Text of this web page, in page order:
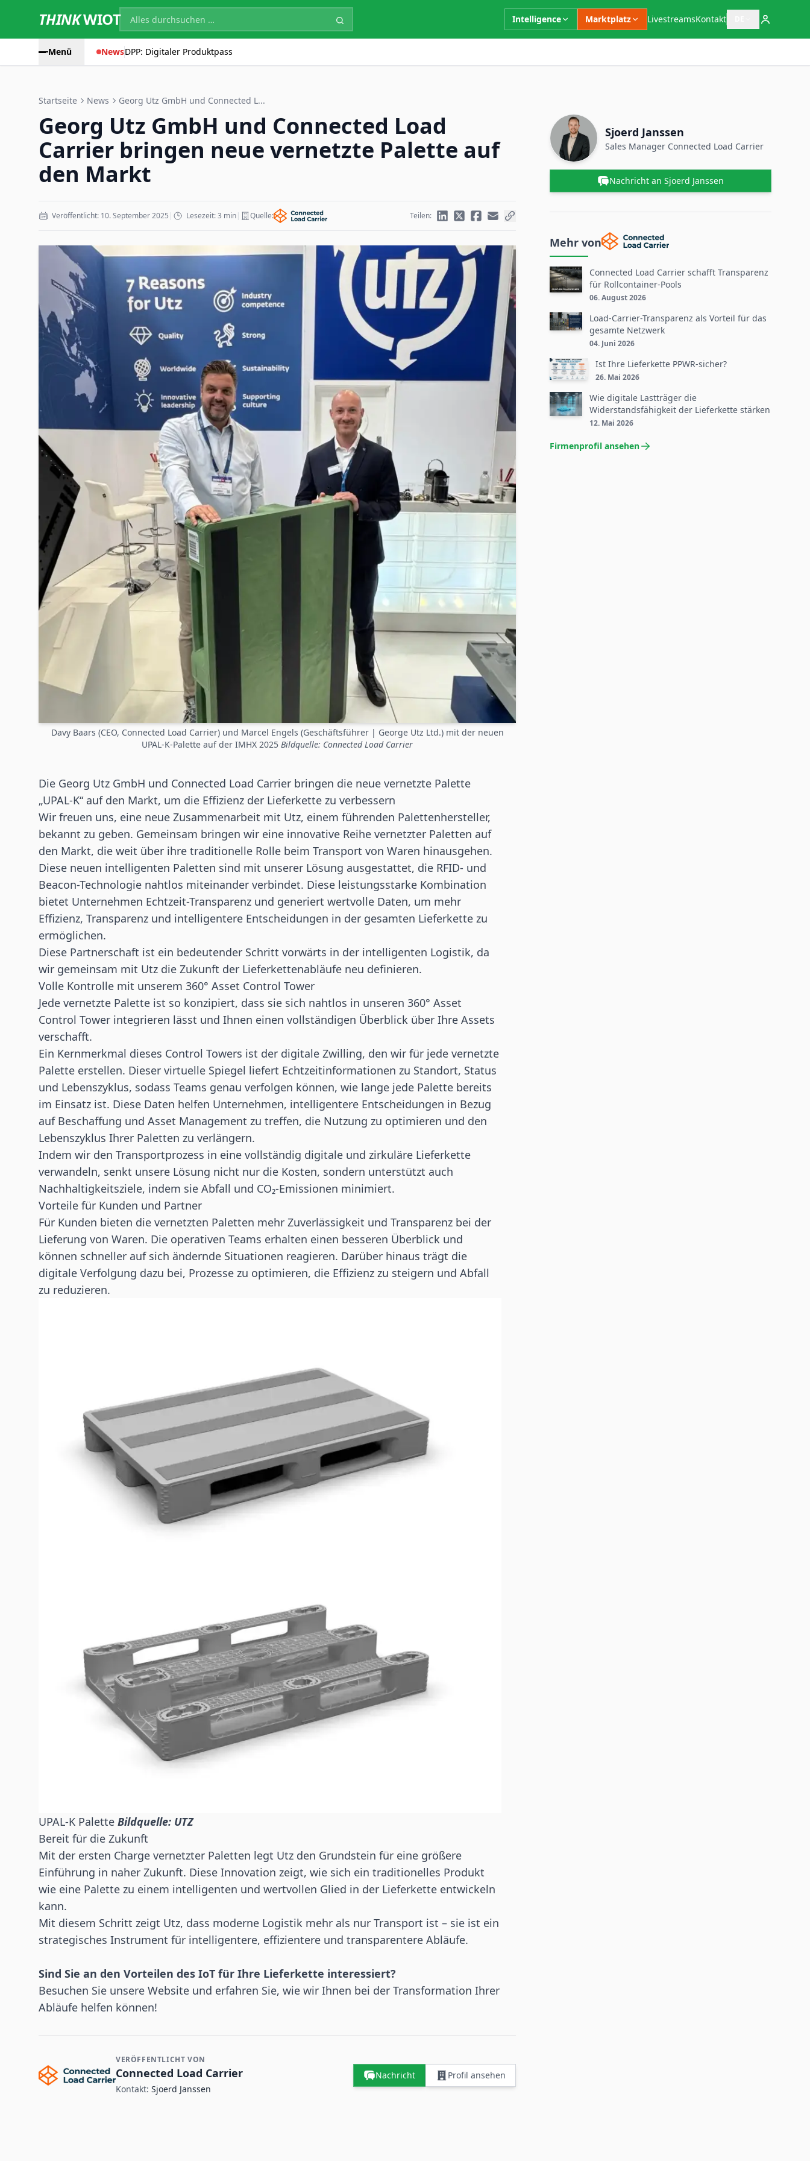
THINKWIOT Intelligence Marktplatz LivestreamsKontakt Sprachauswahl
Menü NewsDPP: Digitaler Produktpass
Startseite News Georg Utz GmbH und Connected L...
Georg Utz GmbH und Connected Load
Carrier bringen neue vernetzte Palette auf
den Markt
Veröffentlicht: 10. September 2025 | Lesezeit: 3 min| Quelle: Teilen:
Davy Baars (CEO, Connected Load Carrier) und Marcel Engels (Geschäftsführer | George Utz Ltd.) mit der neuen
UPAL-K-Palette auf der IMHX 2025 Bildquelle: Connected Load Carrier
Die Georg Utz GmbH und Connected Load Carrier bringen die neue vernetzte Palette
„UPAL-K“ auf den Markt, um die Effizienz der Lieferkette zu verbessern
Wir freuen uns, eine neue Zusammenarbeit mit Utz, einem führenden Palettenhersteller,
bekannt zu geben. Gemeinsam bringen wir eine innovative Reihe vernetzter Paletten auf
den Markt, die weit über ihre traditionelle Rolle beim Transport von Waren hinausgehen.
Diese neuen intelligenten Paletten sind mit unserer Lösung ausgestattet, die RFID- und
Beacon-Technologie nahtlos miteinander verbindet. Diese leistungsstarke Kombination
bietet Unternehmen Echtzeit-Transparenz und generiert wertvolle Daten, um mehr
Effizienz, Transparenz und intelligentere Entscheidungen in der gesamten Lieferkette zu
ermöglichen.
Diese Partnerschaft ist ein bedeutender Schritt vorwärts in der intelligenten Logistik, da
wir gemeinsam mit Utz die Zukunft der Lieferkettenabläufe neu definieren.
Volle Kontrolle mit unserem 360° Asset Control Tower
Jede vernetzte Palette ist so konzipiert, dass sie sich nahtlos in unseren 360° Asset
Control Tower integrieren lässt und Ihnen einen vollständigen Überblick über Ihre Assets
verschafft.
Ein Kernmerkmal dieses Control Towers ist der digitale Zwilling, den wir für jede vernetzte
Palette erstellen. Dieser virtuelle Spiegel liefert Echtzeitinformationen zu Standort, Status
und Lebenszyklus, sodass Teams genau verfolgen können, wie lange jede Palette bereits
im Einsatz ist. Diese Daten helfen Unternehmen, intelligentere Entscheidungen in Bezug
auf Beschaffung und Asset Management zu treffen, die Nutzung zu optimieren und den
Lebenszyklus Ihrer Paletten zu verlängern.
Indem wir den Transportprozess in eine vollständig digitale und zirkuläre Lieferkette
verwandeln, senkt unsere Lösung nicht nur die Kosten, sondern unterstützt auch
Nachhaltigkeitsziele, indem sie Abfall und CO₂-Emissionen minimiert.
Vorteile für Kunden und Partner
Für Kunden bieten die vernetzten Paletten mehr Zuverlässigkeit und Transparenz bei der
Lieferung von Waren. Die operativen Teams erhalten einen besseren Überblick und
können schneller auf sich ändernde Situationen reagieren. Darüber hinaus trägt die
digitale Verfolgung dazu bei, Prozesse zu optimieren, die Effizienz zu steigern und Abfall
zu reduzieren.
UPAL-K Palette Bildquelle: UTZ
Bereit für die Zukunft
Mit der ersten Charge vernetzter Paletten legt Utz den Grundstein für eine größere
Einführung in naher Zukunft. Diese Innovation zeigt, wie sich ein traditionelles Produkt
wie eine Palette zu einem intelligenten und wertvollen Glied in der Lieferkette entwickeln
kann.
Mit diesem Schritt zeigt Utz, dass moderne Logistik mehr als nur Transport ist – sie ist ein
strategisches Instrument für intelligentere, effizientere und transparentere Abläufe.
Sind Sie an den Vorteilen des IoT für Ihre Lieferkette interessiert?
Besuchen Sie unsere Website und erfahren Sie, wie wir Ihnen bei der Transformation Ihrer
Abläufe helfen können!
Kontakt- und Firmeninformationen
VERÖFFENTLICHT VON
Connected Load Carrier
Kontakt: Sjoerd Janssen
Nachricht Profil ansehen
Zusätzliche Informationen
Ansprechpartner
Name
Sjoerd Janssen
Position
Sales Manager Connected Load Carrier
Nachricht an Sjoerd Janssen
Mehr von
Connected Load Carrier schafft Transparenz
für Rollcontainer-Pools
06. August 2026
Load-Carrier-Transparenz als Vorteil für das
gesamte Netzwerk
04. Juni 2026
Ist Ihre Lieferkette PPWR-sicher?
26. Mai 2026
Wie digitale Lastträger die
Widerstandsfähigkeit der Lieferkette stärken
12. Mai 2026
Firmenprofil ansehen